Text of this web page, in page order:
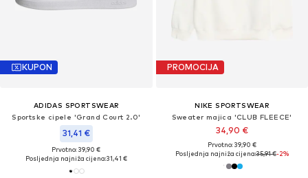
KUPON
ADIDAS SPORTSWEAR
Sportske cipele 'Grand Court 2.0'
31,41 €
Prvotno: 39,90 €
Posljednja najniža cijena:31,41 €
PROMOCIJA
NIKE SPORTSWEAR
Sweater majica 'CLUB FLEECE'
34,90 €
Prvotno: 39,90 €
Posljednja najniža cijena:35,91 €-2%